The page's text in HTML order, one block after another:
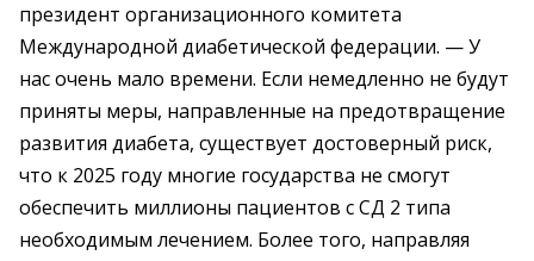
президент организационного комитета
Международной диабетической федерации. — У
нас очень мало времени. Если немедленно не будут
приняты меры, направленные на предотвращение
развития диабета, существует достоверный риск,
что к 2025 году многие государства не смогут
обеспечить миллионы пациентов с СД 2 типа
необходимым лечением. Более того, направляя